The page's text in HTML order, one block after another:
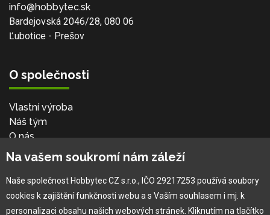
info@hobbytec.sk
Bardejovská 2046/28, 080 06
Ľubotice - Prešov
O společnosti
Vlastní výroba
Náš tým
O nás
Pro zákazníka
Obchodní podmínky
Na vašem soukromí nám záleží
Naše společnost Hobbytec CZ s.r.o., IČO 29217253 používá soubory
cookies k zajištění funkčnosti webu a s Vaším souhlasem i mj. k
personalizaci obsahu našich webových stránek. Kliknutím na tlačítko